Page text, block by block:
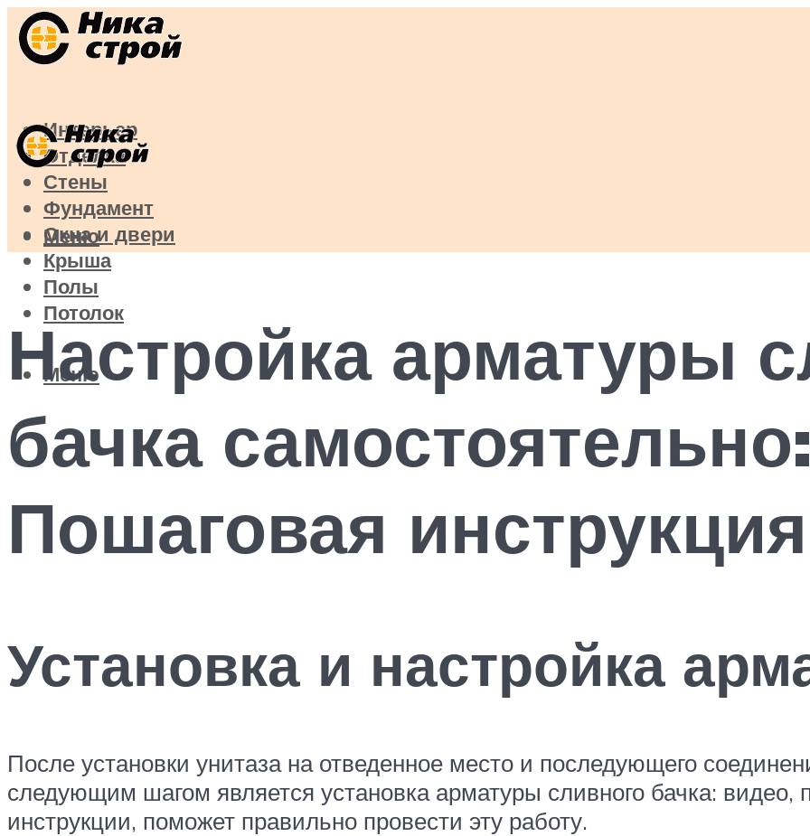
Интерьер
Отделка
Стены
Фундамент
Окна и двери
Крыша
Полы
Потолок
Меню
Меню
Настройка арматуры
бачка
Пошаговая
Установка и настройка
После установки унитаза на отведенное место и последующего
следующим шагом является установка арматуры сливного бачка: видео,
инструкции, поможет правильно провести эту работу.